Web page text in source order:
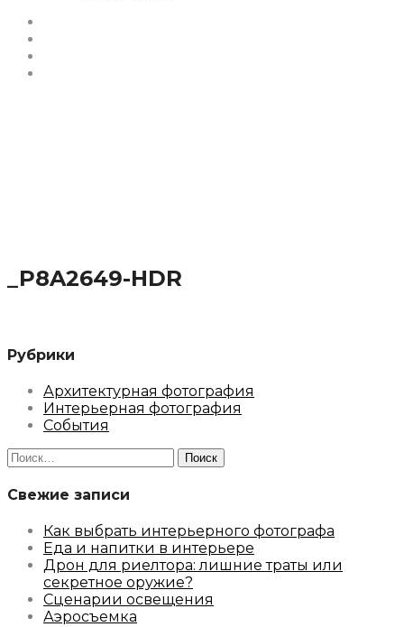
_P8A2649-HDR
Рубрики
Архитектурная фотография
Интерьерная фотография
События
Найти:
Свежие записи
Как выбрать интерьерного фотографа
Еда и напитки в интерьере
Дрон для риелтора: лишние траты или
секретное оружие?
Сценарии освещения
Аэросъемка